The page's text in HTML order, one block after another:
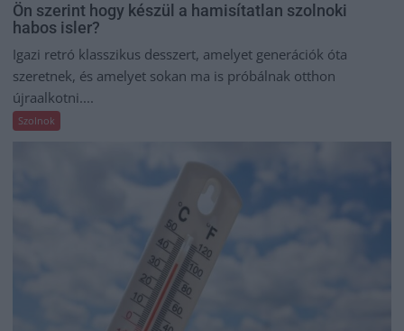
Ön szerint hogy készül a hamisítatlan szolnoki
habos isler?
Igazi retró klasszikus desszert, amelyet generációk óta
szeretnek, és amelyet sokan ma is próbálnak otthon
újraalkotni....
Szolnok